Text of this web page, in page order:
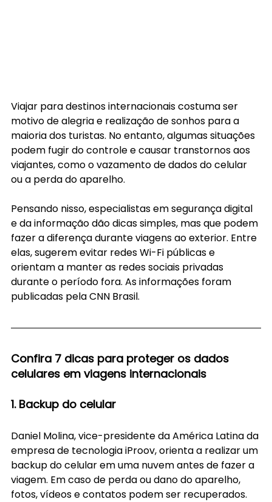
Viajar para destinos internacionais costuma ser
motivo de alegria e realização de sonhos para a
maioria dos turistas. No entanto, algumas situações
podem fugir do controle e causar transtornos aos
viajantes, como o vazamento de dados do celular
ou a perda do aparelho.
Pensando nisso, especialistas em segurança digital
e da informação dão dicas simples, mas que podem
fazer a diferença durante viagens ao exterior. Entre
elas, sugerem evitar redes Wi-Fi públicas e
orientam a manter as redes sociais privadas
durante o período fora. As informações foram
publicadas pela CNN Brasil.
Confira 7 dicas para proteger os dados
celulares em viagens internacionais
1. Backup do celular
Daniel Molina, vice-presidente da América Latina da
empresa de tecnologia iProov, orienta a realizar um
backup do celular em uma nuvem antes de fazer a
viagem. Em caso de perda ou dano do aparelho,
fotos, vídeos e contatos podem ser recuperados.